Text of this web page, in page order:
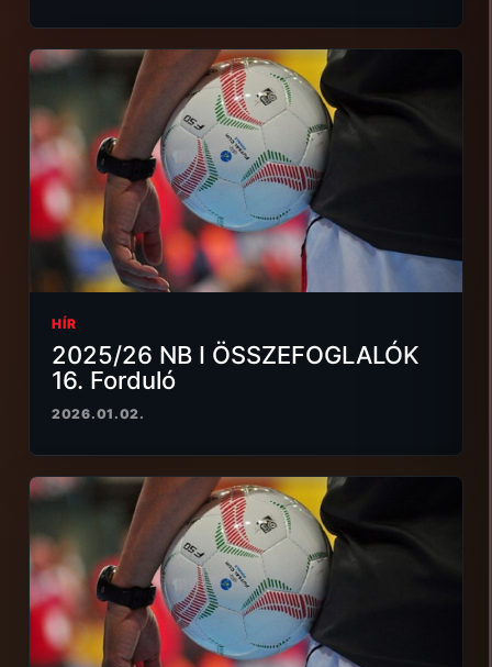
HÍR
2025/26 NB I ÖSSZEFOGLALÓK
16. Forduló
2026.01.02.